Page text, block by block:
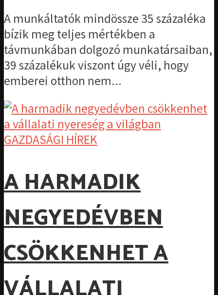
A munkáltatók mindössze 35 százaléka
bízik meg teljes mértékben a
távmunkában dolgozó munkatársaiban,
39 százalékuk viszont úgy véli, hogy
emberei otthon nem...
GAZDASÁGI HÍREK
A HARMADIK
NEGYEDÉVBEN
CSÖKKENHET A